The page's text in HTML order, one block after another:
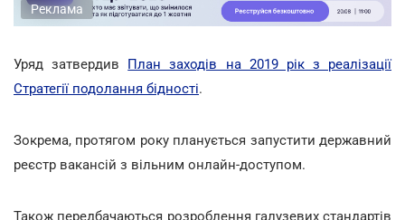
Реклама
Уряд затвердив План заходів на 2019 рік з реалізації
Стратегії подолання бідності.
Зокрема, протягом року планується запустити державний
реєстр вакансій з вільним онлайн-доступом.
Також передбачаються розроблення галузевих стандартів